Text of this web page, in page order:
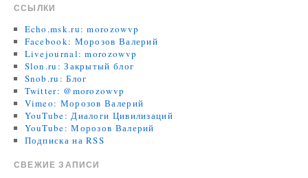
ССЫЛКИ
Echo.msk.ru: morozowvp
Facebook: Морозов Валерий
Livejournal: morozowvp
Slon.ru: Закрытый блог
Snob.ru: Блог
Twitter: @morozowvp
Vimeo: Морозов Валерий
YouTube: Диалоги Цивилизаций
YouTube: Морозов Валерий
Подписка на RSS
СВЕЖИЕ ЗАПИСИ